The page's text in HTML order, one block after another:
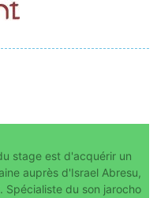
est d'acquérir un
auprès d'Israel Abresu,
du son jarocho